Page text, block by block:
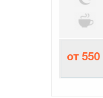
от